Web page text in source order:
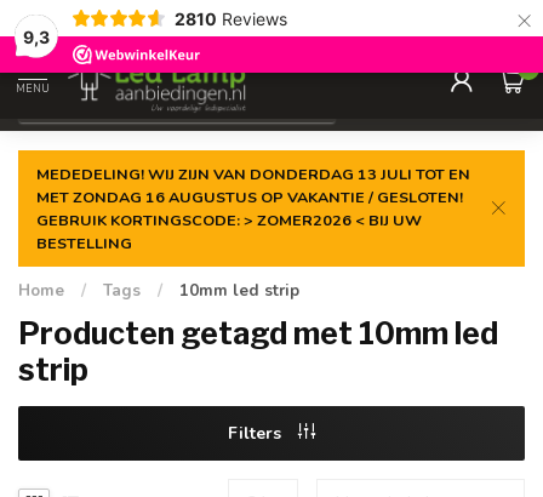
9,3
2810 Reviews ×
Gegarandeerde delaagste prijs
MENU
0
MEDEDELING! WIJ ZIJN VAN DONDERDAG 13 JULI TOT EN
MET ZONDAG 16 AUGUSTUS OP VAKANTIE / GESLOTEN!
GEBRUIK KORTINGSCODE: > ZOMER2026 < BIJ UW
BESTELLING
Home / Tags / 10mm led strip
Producten getagd met 10mm led
strip
Filters